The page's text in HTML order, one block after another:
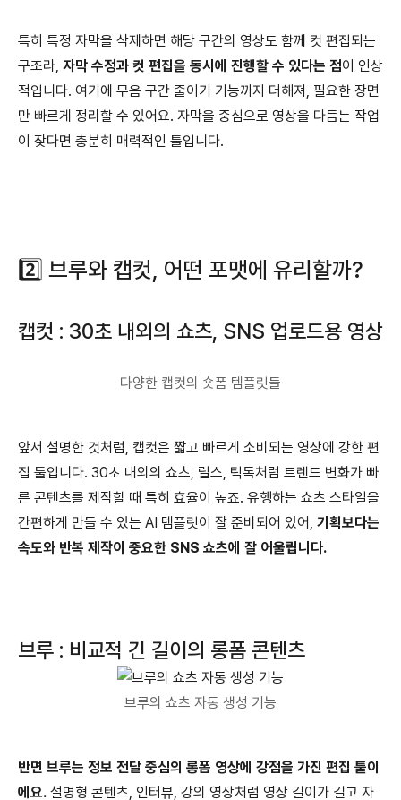
특히 특정 자막을 삭제하면 해당 구간의 영상도 함께 컷 편집되는
구조라, 자막 수정과 컷 편집을 동시에 진행할 수 있다는 점이 인상
적입니다. 여기에 무음 구간 줄이기 기능까지 더해져, 필요한 장면
만 빠르게 정리할 수 있어요. 자막을 중심으로 영상을 다듬는 작업
이 잦다면 충분히 매력적인 툴입니다.
2️⃣ 브루와 캡컷, 어떤 포맷에 유리할까?
캡컷 : 30초 내외의 쇼츠, SNS 업로드용 영상
다양한 캡컷의 숏폼 템플릿들
앞서 설명한 것처럼, 캡컷은 짧고 빠르게 소비되는 영상에 강한 편
집 툴입니다. 30초 내외의 쇼츠, 릴스, 틱톡처럼 트렌드 변화가 빠
른 콘텐츠를 제작할 때 특히 효율이 높죠. 유행하는 쇼츠 스타일을
간편하게 만들 수 있는 AI 템플릿이 잘 준비되어 있어, 기획보다는
속도와 반복 제작이 중요한 SNS 쇼츠에 잘 어울립니다.
브루 : 비교적 긴 길이의 롱폼 콘텐츠
브루의 쇼츠 자동 생성 기능
반면 브루는 정보 전달 중심의 롱폼 영상에 강점을 가진 편집 툴이
에요. 설명형 콘텐츠, 인터뷰, 강의 영상처럼 영상 길이가 길고 자